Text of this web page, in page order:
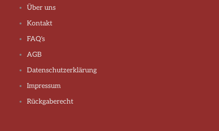
Über uns
Kontakt
FAQ's
AGB
Datenschutzerklärung
Impressum
Rückgaberecht